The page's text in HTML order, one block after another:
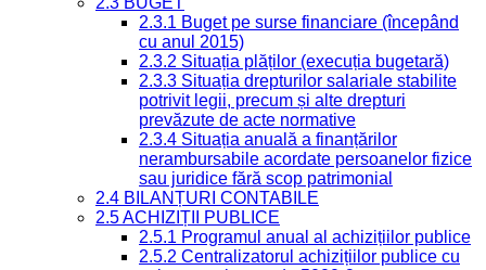
2.3.1 Buget pe surse financiare (începând
cu anul 2015)
2.3.2 Situația plăților (execuția bugetară)
2.3.3 Situația drepturilor salariale stabilite
potrivit legii, precum și alte drepturi
prevăzute de acte normative
2.3.4 Situația anuală a finanțărilor
nerambursabile acordate persoanelor fizice
sau juridice fără scop patrimonial
2.4 BILANȚURI CONTABILE
2.5 ACHIZIȚII PUBLICE
2.5.1 Programul anual al achizițiilor publice
2.5.2 Centralizatorul achizițiilor publice cu